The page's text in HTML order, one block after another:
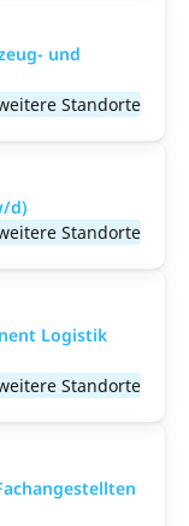
und
Standorte
d)
Standorte
Logistik
Standorte